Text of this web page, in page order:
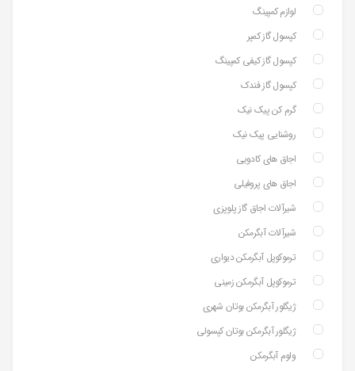
لوازم کمپینگ
کپسول گاز کمپر
کپسول گاز کیفی کمپینگ
کپسول گاز فندک
گرم کن پیک نیک
روشنایی پیک نیک
اجاق های کادویی
اجاق های پروفیلی
شیرآلات اجاق گاز پلوپزی
شیرآلات آبگرمکن
ترموکوپل آبگرمکن دیواری
ترموکوپل آبگرمکن زمینی
ژیگلور آبگرمکن بوتان شهری
ژیگلور آبگرمکن بوتان کپسولی
ولوم آبگرمکن